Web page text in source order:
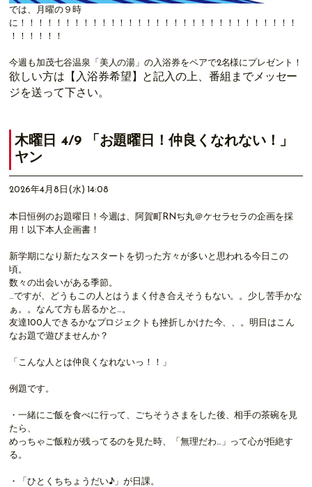
では、月曜の９時
に！！！！！！！！！！！！！！！！！！！！！！！！！！！！！！！
！！！！！！
今週も加茂七谷温泉「美人の湯」の入浴券をペアで2名様にプレゼント！
欲しい方は【入浴券希望】と記入の上、番組までメッセー
ジを送って下さい。
木曜日 4/9 「お題曜日！仲良くなれない！」
ヤン
2026年4月8日(水) 14:08
本日恒例のお題曜日！今週は、阿賀町RNぢ丸＠ケセラセラの企画を採
用！以下本人企画書！
新学期になり新たなスタートを切った方々が多いと思われる今日この
頃。
数々の出会いがある季節。
…ですが、どうもこの人とはうまく付き合えそうもない。。少し苦手かな
ぁ。。なんて方も居るかと…。
友達100人できるかなプロジェクトも挫折しかけた今、、。明日はこん
なお題で遊びませんか？
「こんな人とは仲良くなれないっ！！」
例題です。
・一緒にご飯を食べに行って、ごちそうさまをした後、相手の茶碗を見
たら、
めっちゃご飯粒が残ってるのを見た時、「無理だわ…」って心が拒絶す
る。
・「ひとくちちょうだい♪」が日課。